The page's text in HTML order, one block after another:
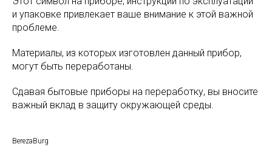
и упаковке привлекает ваше внимание к этой важной
проблеме.
Материалы, из которых изготовлен данный прибор,
могут быть переработаны.
Сдавая бытовые приборы на переработку, вы вносите
важный вклад в защиту окружающей среды.
BerezaBurg